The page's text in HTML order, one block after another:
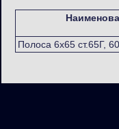
Полоса 6х65 ст.65Г,